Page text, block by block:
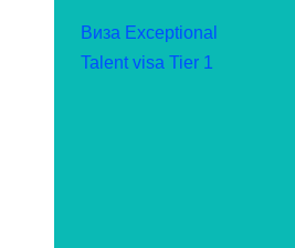
Виза Exceptional
Talent visa Tier 1